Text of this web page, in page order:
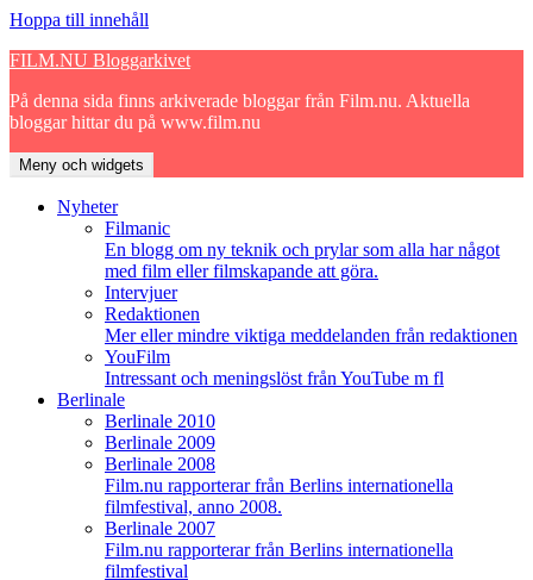
Hoppa till innehåll
FILM.NU Bloggarkivet
På denna sida finns arkiverade bloggar från Film.nu. Aktuella
bloggar hittar du på www.film.nu
Meny och widgets
Nyheter
Filmanic
En blogg om ny teknik och prylar som alla har något
med film eller filmskapande att göra.
Intervjuer
Redaktionen
Mer eller mindre viktiga meddelanden från redaktionen
YouFilm
Intressant och meningslöst från YouTube m fl
Berlinale
Berlinale 2010
Berlinale 2009
Berlinale 2008
Film.nu rapporterar från Berlins internationella
filmfestival, anno 2008.
Berlinale 2007
Film.nu rapporterar från Berlins internationella
filmfestival